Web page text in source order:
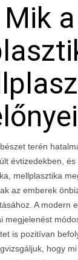
Mik a
terén
évtizedekben,
mellplasztika
az emberek
A modern
megjelenést
is pozitívan
hogy